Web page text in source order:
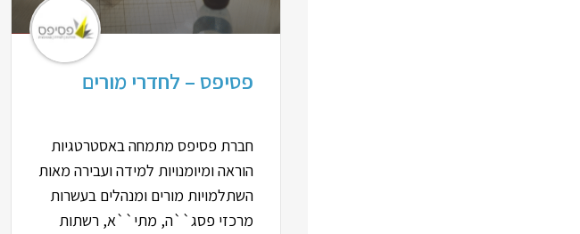
פסיפס – לחדרי מורים
חברת פסיפס מתמחה באסטרטגיות
הוראה ומיומנויות למידה ועבירה מאות
השתלמויות מורים ומנהלים בעשרות
מרכזי פסג``ה, מתי``א, רשתות